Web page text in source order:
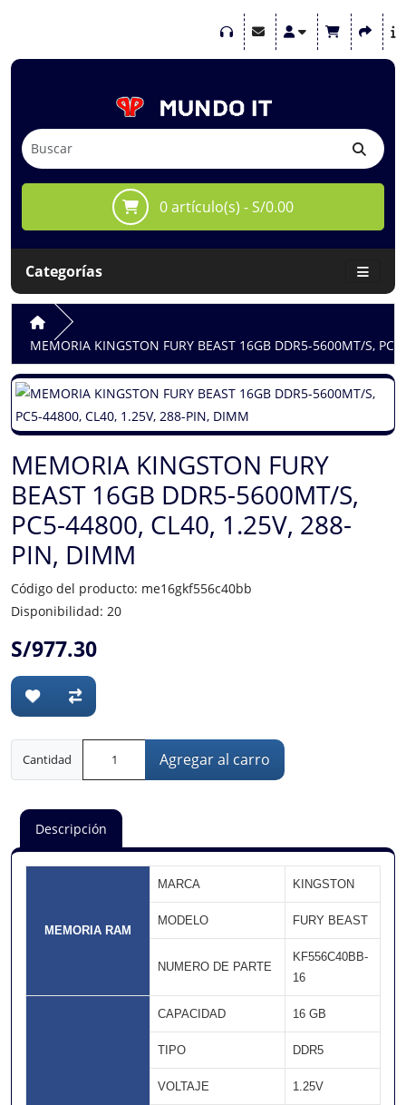
0 artículo(s) - S/0.00
Categorías
MEMORIA KINGSTON FURY BEAST 16GB DDR5-5600MT/S,
MEMORIA KINGSTON FURY
BEAST 16GB DDR5-5600MT/S,
PC5-44800, CL40, 1.25V, 288-
PIN, DIMM
Código del producto: me16gkf556c40bb
Disponibilidad: 20
S/977.30
Cantidad Agregar al carro
Descripción
MEMORIA RAM
MARCA KINGSTON
MODELO FURY BEAST
NUMERO DE PARTE
KF556C40BB-
16
CAPACIDAD 16 GB
TIPO DDR5
VOLTAJE 1.25V